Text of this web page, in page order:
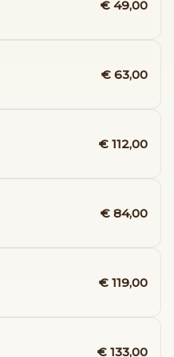
€ 49,00
€ 63,00
€ 112,00
€ 84,00
€ 119,00
€ 133,00